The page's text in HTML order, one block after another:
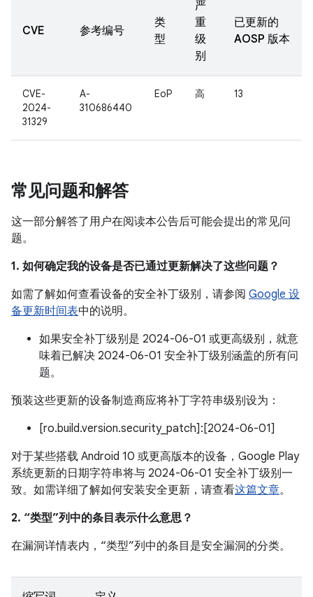
CVE 参考编号
类
型
严
重
级
别
已更新的
AOSP 版本
CVE-
2024-
31329
A-
310686440
EoP 高 13
常见问题和解答
这一部分解答了用户在阅读本公告后可能会提出的常见问
题。
1. 如何确定我的设备是否已通过更新解决了这些问题？
如需了解如何查看设备的安全补丁级别，请参阅 Google 设
备更新时间表中的说明。
如果安全补丁级别是 2024-06-01 或更高级别，就意
味着已解决 2024-06-01 安全补丁级别涵盖的所有问
题。
预装这些更新的设备制造商应将补丁字符串级别设为：
[ro.build.version.security_patch]:[2024-06-01]
对于某些搭载 Android 10 或更高版本的设备，Google Play
系统更新的日期字符串将与 2024-06-01 安全补丁级别一
致。如需详细了解如何安装安全更新，请查看这篇文章。
2. “类型”列中的条目表示什么意思？
在漏洞详情表内，“类型”列中的条目是安全漏洞的分类。